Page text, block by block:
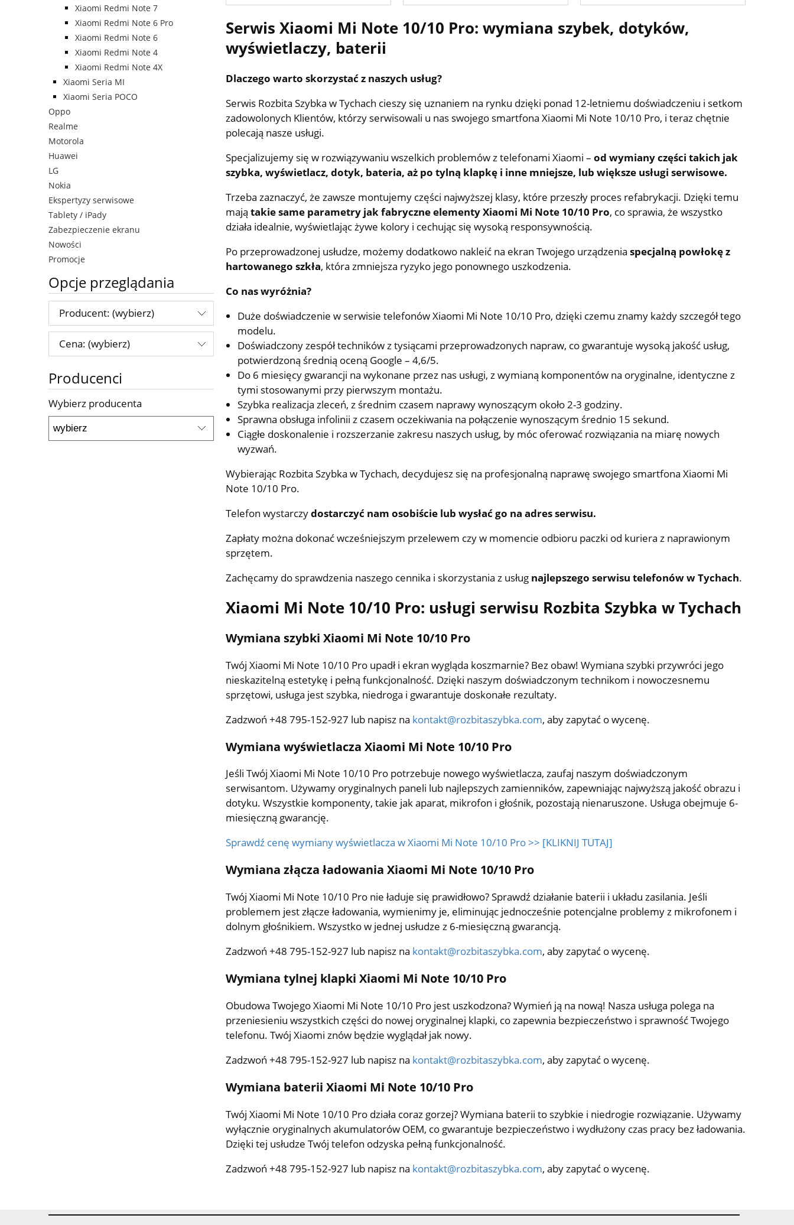
Xiaomi Redmi Note 7
Xiaomi Redmi Note 6 Pro
Xiaomi Redmi Note 6
Xiaomi Redmi Note 4
Xiaomi Redmi Note 4X
Xiaomi Seria MI
Xiaomi Seria POCO
Oppo
Realme
Motorola
Huawei
LG
Nokia
Ekspertyzy serwisowe
Tablety / iPady
Zabezpieczenie ekranu
Nowości
Promocje
Opcje przeglądania
Producent: (wybierz)
Cena: (wybierz)
Producenci
Wybierz producenta
Serwis Xiaomi Mi Note 10/10 Pro: wymiana szybek, dotyków,
wyświetlaczy, baterii
Dlaczego warto skorzystać z naszych usług?
Serwis Rozbita Szybka w Tychach cieszy się uznaniem na rynku dzięki ponad 12-letniemu doświadczeniu i setkom
zadowolonych Klientów, którzy serwisowali u nas swojego smartfona Xiaomi Mi Note 10/10 Pro, i teraz chętnie
polecają nasze usługi.
Specjalizujemy się w rozwiązywaniu wszelkich problemów z telefonami Xiaomi – od wymiany części takich jak
szybka, wyświetlacz, dotyk, bateria, aż po tylną klapkę i inne mniejsze, lub większe usługi serwisowe.
Trzeba zaznaczyć, że zawsze montujemy części najwyższej klasy, które przeszły proces refabrykacji. Dzięki temu
mają takie same parametry jak fabryczne elementy Xiaomi Mi Note 10/10 Pro, co sprawia, że wszystko
działa idealnie, wyświetlając żywe kolory i cechując się wysoką responsywnością.
Po przeprowadzonej usłudze, możemy dodatkowo nakleić na ekran Twojego urządzenia specjalną powłokę z
hartowanego szkła, która zmniejsza ryzyko jego ponownego uszkodzenia.
Co nas wyróżnia?
Duże doświadczenie w serwisie telefonów Xiaomi Mi Note 10/10 Pro, dzięki czemu znamy każdy szczegół tego
modelu.
Doświadczony zespół techników z tysiącami przeprowadzonych napraw, co gwarantuje wysoką jakość usług,
potwierdzoną średnią oceną Google – 4,6/5.
Do 6 miesięcy gwarancji na wykonane przez nas usługi, z wymianą komponentów na oryginalne, identyczne z
tymi stosowanymi przy pierwszym montażu.
Szybka realizacja zleceń, z średnim czasem naprawy wynoszącym około 2-3 godziny.
Sprawna obsługa infolinii z czasem oczekiwania na połączenie wynoszącym średnio 15 sekund.
Ciągłe doskonalenie i rozszerzanie zakresu naszych usług, by móc oferować rozwiązania na miarę nowych
wyzwań.
Wybierając Rozbita Szybka w Tychach, decydujesz się na profesjonalną naprawę swojego smartfona Xiaomi Mi
Note 10/10 Pro.
Telefon wystarczydostarczyć nam osobiście lub wysłać go na adres serwisu.
Zapłaty można dokonać wcześniejszym przelewem czy w momencie odbioru paczki od kuriera z naprawionym
sprzętem.
Zachęcamy do sprawdzenia naszego cennika i skorzystania z usług najlepszego serwisu telefonów w Tychach.
Xiaomi Mi Note 10/10 Pro: usługi serwisu Rozbita Szybka w Tychach
Wymiana szybki Xiaomi Mi Note 10/10 Pro
Twój Xiaomi Mi Note 10/10 Pro upadł i ekran wygląda koszmarnie? Bez obaw! Wymiana szybki przywróci jego
nieskazitelną estetykę i pełną funkcjonalność. Dzięki naszym doświadczonym technikom i nowoczesnemu
sprzętowi, usługa jest szybka, niedroga i gwarantuje doskonałe rezultaty.
Zadzwoń +48 795-152-927 lub napisz na kontakt@rozbitaszybka.com, aby zapytać o wycenę.
Wymiana wyświetlacza Xiaomi Mi Note 10/10 Pro
Jeśli Twój Xiaomi Mi Note 10/10 Pro potrzebuje nowego wyświetlacza, zaufaj naszym doświadczonym
serwisantom. Używamy oryginalnych paneli lub najlepszych zamienników, zapewniając najwyższą jakość obrazu i
dotyku. Wszystkie komponenty, takie jak aparat, mikrofon i głośnik, pozostają nienaruszone. Usługa obejmuje 6-
miesięczną gwarancję.
Sprawdź cenę wymiany wyświetlacza w Xiaomi Mi Note 10/10 Pro >> [KLIKNIJ TUTAJ]
Wymiana złącza ładowania Xiaomi Mi Note 10/10 Pro
Twój Xiaomi Mi Note 10/10 Pro nie ładuje się prawidłowo? Sprawdź działanie baterii i układu zasilania. Jeśli
problemem jest złącze ładowania, wymienimy je, eliminując jednocześnie potencjalne problemy z mikrofonem i
dolnym głośnikiem. Wszystko w jednej usłudze z 6-miesięczną gwarancją.
Zadzwoń +48 795-152-927 lub napisz na kontakt@rozbitaszybka.com, aby zapytać o wycenę.
Wymiana tylnej klapki Xiaomi Mi Note 10/10 Pro
Obudowa Twojego Xiaomi Mi Note 10/10 Pro jest uszkodzona? Wymień ją na nową! Nasza usługa polega na
przeniesieniu wszystkich części do nowej oryginalnej klapki, co zapewnia bezpieczeństwo i sprawność Twojego
telefonu. Twój Xiaomi znów będzie wyglądał jak nowy.
Zadzwoń +48 795-152-927 lub napisz na kontakt@rozbitaszybka.com, aby zapytać o wycenę.
Wymiana baterii Xiaomi Mi Note 10/10 Pro
Twój Xiaomi Mi Note 10/10 Pro działa coraz gorzej? Wymiana baterii to szybkie i niedrogie rozwiązanie. Używamy
wyłącznie oryginalnych akumulatorów OEM, co gwarantuje bezpieczeństwo i wydłużony czas pracy bez ładowania.
Dzięki tej usłudze Twój telefon odzyska pełną funkcjonalność.
Zadzwoń +48 795-152-927 lub napisz na kontakt@rozbitaszybka.com, aby zapytać o wycenę.